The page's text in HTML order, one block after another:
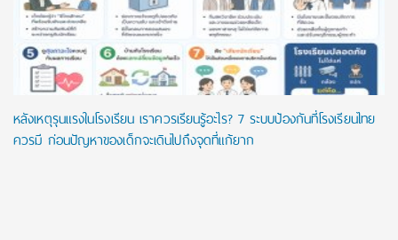
หลังเหตุรุนแรงในโรงเรียน เราควรเรียนรู้อะไร? 7 ระบบป้องกันที่โรงเรียนไทย
ควรมี ก่อนปัญหาของเด็กจะเดินไปถึงจุดที่แก้ยาก